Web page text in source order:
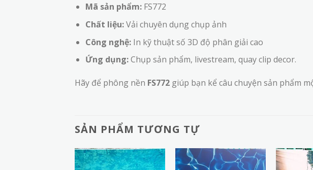
Mã sản phẩm:FS772
Chất liệu:Vải chuyên dụng chụp ảnh
Công nghệ:In kỹ thuật số 3D độ phân giải cao
Ứng dụng:Chụp sản phẩm, livestream, quay clip decor.
Hãy để phông nền FS772 giúp bạn kể câu chuyện sản phẩm
SẢN PHẨM TƯƠNG TỰ